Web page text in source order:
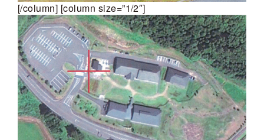
[/column] [column size=”1/2″]